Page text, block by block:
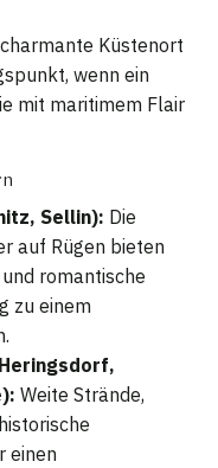
Küstenort
wenn ein
mit maritimem Flair
Sellin): Die
auf Rügen bieten
romantische
zu einem
Weite Strände,
einen